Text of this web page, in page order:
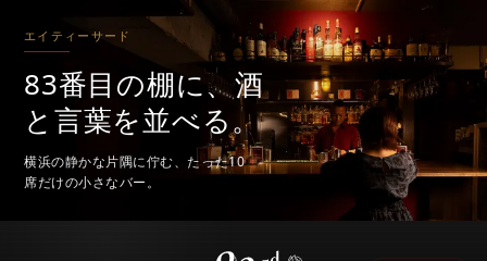
エイティーサード
83番目の棚に、酒
と言葉を並べる。
横浜の静かな片隅に佇む、たった10
席だけの小さなバー。